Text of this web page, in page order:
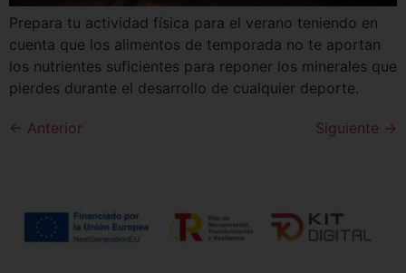
Prepara tu actividad física para el verano teniendo en
cuenta que los alimentos de temporada no te aportan
los nutrientes suficientes para reponer los minerales que
pierdes durante el desarrollo de cualquier deporte.
← Anterior Siguiente →